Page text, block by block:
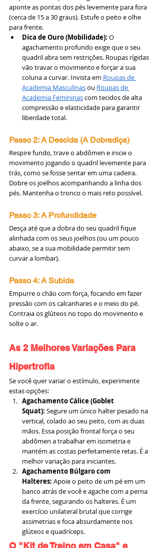
aponte as pontas dos pés levemente para fora
(cerca de 15 a 30 graus). Estufe o peito e olhe
para frente.
Dica de Ouro (Mobilidade): O
agachamento profundo exige que o seu
quadril abra sem restrições. Roupas rígidas
vão travar o movimento e forçar a sua
coluna a curvar. Invista em Roupas de
Academia Masculinas ou Roupas de
Academia Femininas com tecidos de alta
compressão e elasticidade para garantir
liberdade total.
Passo 2: A Descida (A Dobradiça)
Respire fundo, trave o abdômen e inicie o
movimento jogando o quadril levemente para
trás, como se fosse sentar em uma cadeira.
Dobre os joelhos acompanhando a linha dos
pés. Mantenha o tronco o mais reto possível.
Passo 3: A Profundidade
Desça até que a dobra do seu quadril fique
alinhada com os seus joelhos (ou um pouco
abaixo, se a sua mobilidade permitir sem
curvar a lombar).
Passo 4: A Subida
Empurre o chão com força, focando em fazer
pressão com os calcanhares e o meio do pé.
Contraia os glúteos no topo do movimento e
solte o ar.
As 2 Melhores Variações Para
Hipertrofia
Se você quer variar o estímulo, experimente
estas opções:
Agachamento Cálice (Goblet
Squat): Segure um único halter pesado na
vertical, colado ao seu peito, com as duas
mãos. Essa posição frontal força o seu
abdômen a trabalhar em isometria e
mantém as costas perfeitamente retas. É a
melhor variação para iniciantes.
Agachamento Búlgaro com
Halteres: Apoie o peito de um pé em um
banco atrás de você e agache com a perna
da frente, segurando os halteres. É um
exercício unilateral brutal que corrige
assimetrias e foca absurdamente nos
glúteos e quadríceps.
O "Kit de Treino em Casa" e